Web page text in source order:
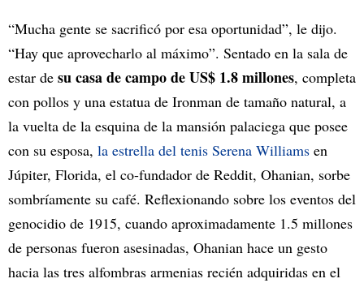
“Mucha gente se sacrificó por esa oportunidad”, le dijo.
“Hay que aprovecharlo al máximo”. Sentado en la sala de
estar de su casa de campo de US$ 1.8 millones, completa
con pollos y una estatua de Ironman de tamaño natural, a
la vuelta de la esquina de la mansión palaciega que posee
con su esposa, la estrella del tenis Serena Williams en
Júpiter, Florida, el co-fundador de Reddit, Ohanian, sorbe
sombríamente su café. Reflexionando sobre los eventos del
genocidio de 1915, cuando aproximadamente 1.5 millones
de personas fueron asesinadas, Ohanian hace un gesto
hacia las tres alfombras armenias recién adquiridas en el